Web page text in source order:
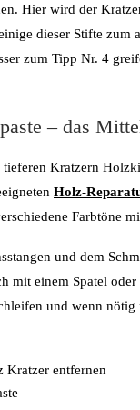
Hier wird der
dieser Stifte
zum Tipp Nr. 4
– das
Kratzern
Holz-
Farbtöne
und dem
mit einem Spatel
und wenn